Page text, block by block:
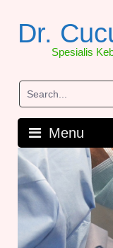
contentDr.
Spesialis
Menu